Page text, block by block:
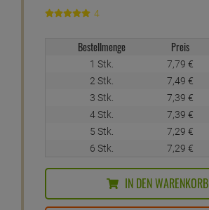
4
Bestellmenge Preis
1 Stk. 7, 79 €
2 Stk.
7, 49 €
3 Stk.
7, 39 €
4 Stk.
7, 39 €
5 Stk.
7, 29 €
6 Stk.
7, 29 €
IN DEN WARENKORB